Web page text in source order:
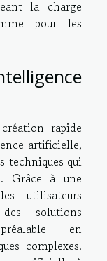
la charge
pour les
rapide
artificielle,
techniques qui
Grâce à une
utilisateurs
solutions
en
complexes.